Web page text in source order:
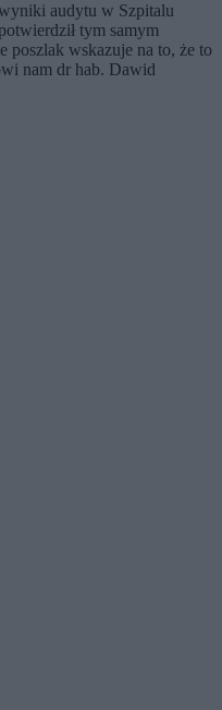
wyniki audytu w Szpitalu
tym samym
poszlak wskazuje na to, że to
nam dr hab. Dawid